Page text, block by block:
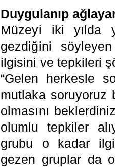
Duygulanıp
Müzeyi iki yılda
gezdiğini
ilgisini ve tepkileri
“Gelen herkesle
mutlaka soruyoruz
olmasını
olumlu tepkiler
grubu o kadar
gezen gruplar da